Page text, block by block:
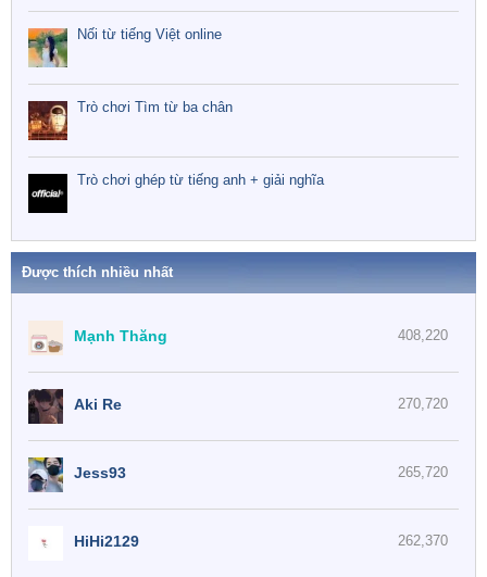
Nối từ tiếng Việt online
Trò chơi Tìm từ ba chân
Trò chơi ghép từ tiếng anh + giải nghĩa
Được thích nhiều nhất
408,220
Mạnh Thăng
270,720
Aki Re
265,720
Jess93
262,370
HiHi2129